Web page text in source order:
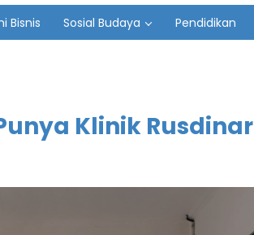
Bisnis Sosial Budaya Pendidikan
Klinik Rusdinar